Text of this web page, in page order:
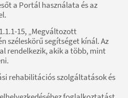
a Portál használata és az
15, „Megváltozott
széleskörű segítséget kínál. Az
rendelkezik, akik a több, mint
rehabilitációs szolgáltatások és